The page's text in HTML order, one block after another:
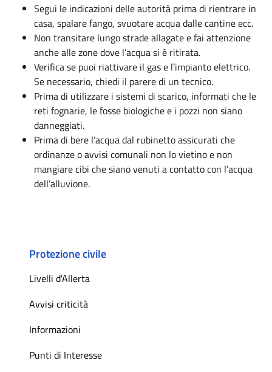
Segui le indicazioni delle autorità prima di rientrare in
casa, spalare fango, svuotare acqua dalle cantine ecc.
Non transitare lungo strade allagate e fai attenzione
anche alle zone dove l’acqua si è ritirata.
Verifica se puoi riattivare il gas e l’impianto elettrico.
Se necessario, chiedi il parere di un tecnico.
Prima di utilizzare i sistemi di scarico, informati che le
reti fognarie, le fosse biologiche e i pozzi non siano
danneggiati.
Prima di bere l’acqua dal rubinetto assicurati che
ordinanze o avvisi comunali non lo vietino e non
mangiare cibi che siano venuti a contatto con l’acqua
dell’alluvione.
Protezione civile
Livelli d'Allerta
Avvisi criticità
Informazioni
Punti di Interesse